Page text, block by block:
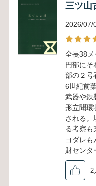
三ツ山
2026/07/
全長38
円部にそ
部の２号
6世紀前
武器や鉄
形立聞環
される。
る考察も
ヨダレ
財センタ
2